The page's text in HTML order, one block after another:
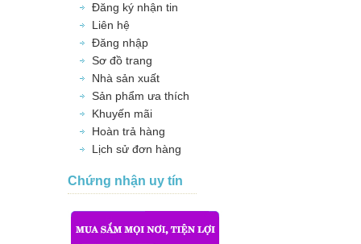
Đăng ký nhận tin
Liên hệ
Đăng nhập
Sơ đồ trang
Nhà sản xuất
Sản phẩm ưa thích
Khuyến mãi
Hoàn trả hàng
Lịch sử đơn hàng
Chứng nhận uy tín